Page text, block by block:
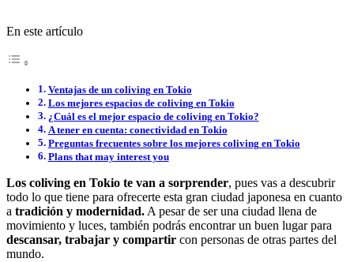
En este artículo
Ventajas de un coliving en Tokio
Los mejores espacios de coliving en Tokio
¿Cuál es el mejor espacio de coliving en Tokio?
A tener en cuenta: conectividad en Tokio
Preguntas frecuentes sobre los mejores coliving en Tokio
Plans that may interest you
Los coliving en Tokio te van a sorprender, pues vas a descubrir
todo lo que tiene para ofrecerte esta gran ciudad japonesa en cuanto
a tradición y modernidad.A pesar de ser una ciudad llena de
movimiento y luces, también podrás encontrar un buen lugar para
descansar, trabajar y compartir con personas de otras partes del
mundo.